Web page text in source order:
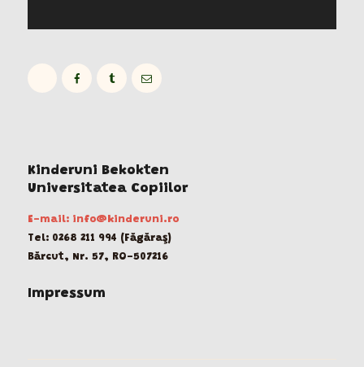
Kinderuni Bekokten
Universitatea Copiilor
E-mail: info@kinderuni.ro
Tel: 0268 211 994 (Făgăraş)
Bărcut, Nr. 57, RO-507216
Impressum